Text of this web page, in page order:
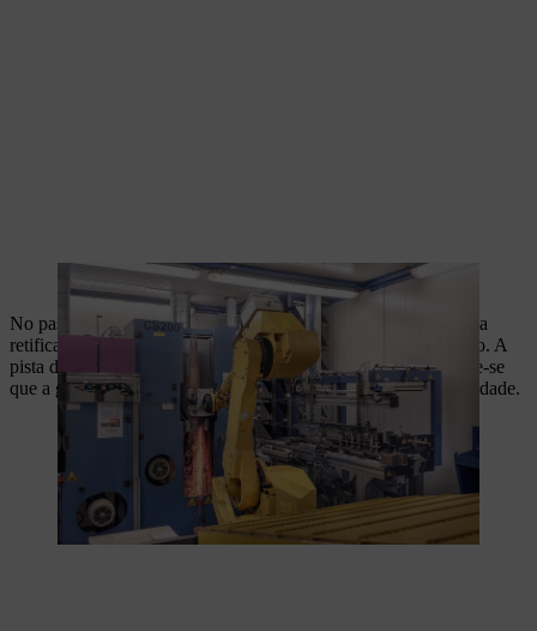
Durante a produção das guias, a transição é retificada.
No passo de produção seguinte, uma máquina abrasiva fechada
retifica a ranhura necessária para a guia da corrente na guia aço. A
pista da corrente é novamente temperada. Desta forma, garante-se
que a guia maciça cumpre os mais elevados requisitos de qualidade.